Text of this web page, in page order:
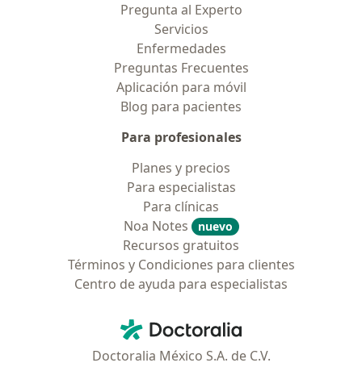
Pregunta al Experto
Servicios
Enfermedades
Preguntas Frecuentes
Aplicación para móvil
Blog para pacientes
Para profesionales
Planes y precios
Para especialistas
Para clínicas
Noa Notes
nuevo
Recursos gratuitos
Términos y Condiciones para clientes
Centro de ayuda para especialistas
Doctoralia - Página de inicio
Doctoralia México S.A. de C.V.